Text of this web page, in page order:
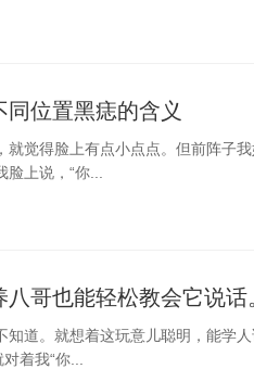
位置黑痣的含义
觉得脸上有点小点点。但前阵子
上说，“你...
哥也能轻松教会它说话
道。就想着这玩意儿聪明，能学人
着我“你...